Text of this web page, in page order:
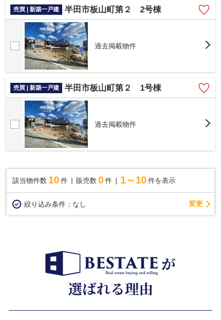
売買 | 新築一戸建 半田市板山町第２ 2号棟
過去掲載物件
売買 | 新築一戸建 半田市板山町第２ 1号棟
過去掲載物件
該当物件数 10件 販売数 0 件 1～10 件を表示
絞り込み条件： なし 変更